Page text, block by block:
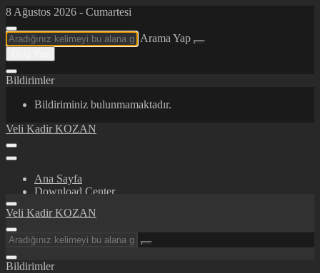
8 Ağustos 2026 - Cumartesi
Arama Yap
Bildirimler
Bildiriminiz bulunmamaktadır.
Veli Kadir KOZAN
Ana Sayfa
Download Center
İletişim
Veli Kadir KOZAN
Bildirimler